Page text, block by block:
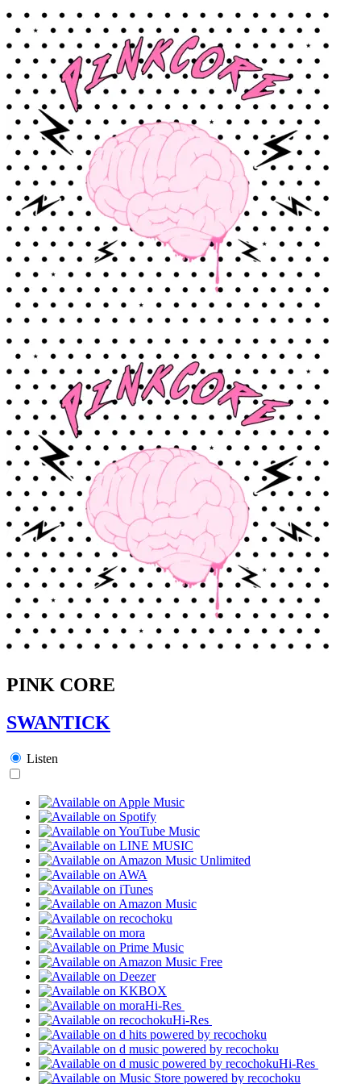
PINK CORE
SWANTICK
Listen
Hi-Res
Hi-Res
Hi-Res